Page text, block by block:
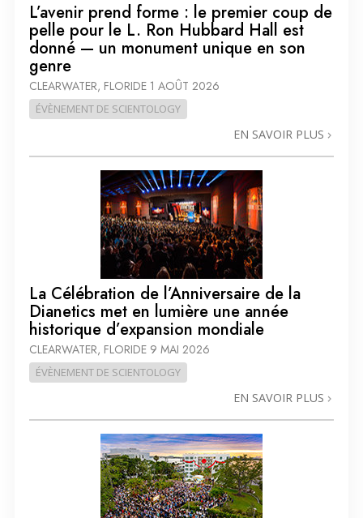
L’avenir prend forme : le premier coup de
pelle pour le L. Ron Hubbard Hall est
donné — un monument unique en son
genre
CLEARWATER, FLORIDE 1 AOÛT 2026
ÉVÈNEMENT DE SCIENTOLOGY
EN SAVOIR PLUS
La Célébration de l’Anniversaire de la
Dianetics met en lumière une année
historique d’expansion mondiale
CLEARWATER, FLORIDE 9 MAI 2026
ÉVÈNEMENT DE SCIENTOLOGY
EN SAVOIR PLUS